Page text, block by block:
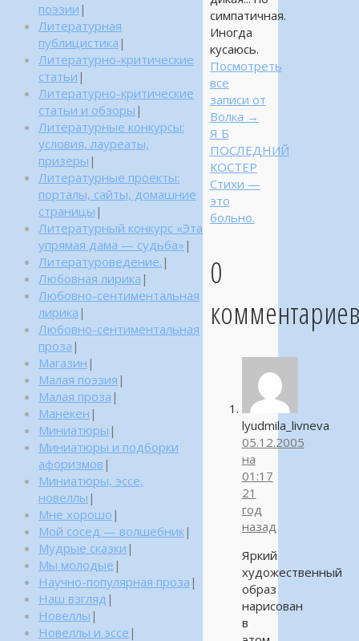
симпатичная.
Иногда
кусаюсь.
Посмотреть
все
записи от
Волка →
Я Б
ПОСЛЕДНИЙ
КОСТЕР
Стихи —
это
больно.
0
lyudmila_livneva
05.12.2005
на
01:17
21
год
назад
Яркий
художественный
образ
нарисован
в
поэзии |
Литературная
публицистика |
Литературно-критические
статьи |
Литературно-критические
статьи и обзоры |
Литературные конкурсы:
условия, лауреаты,
призеры |
Литературные проекты:
порталы, сайты, домашние
страницы |
Литературный конкурс «Эта
упрямая дама — судьба» |
Литературоведение. |
Любовная лирика |
Любовно-сентиментальная
лирика |
Любовно-сентиментальная
проза |
Магазин |
Малая поэзия |
Малая проза |
Манекен |
Миниатюры |
Миниатюры и подборки
афоризмов |
Миниатюры, эссе,
новеллы |
Мне хорошо |
Мой сосед — волшебник|
Мудрые сказки |
Мы молодые |
Научно-популярная проза |
Наш взгляд |
Новеллы |
Новеллы и эссе |